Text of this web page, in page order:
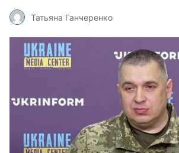
Татьяна Ганчеренко